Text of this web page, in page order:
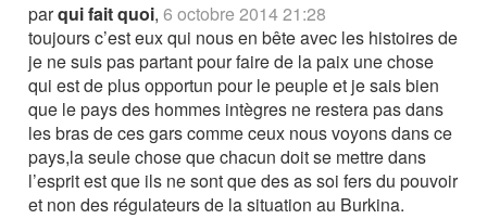
parqui fait quoi,6 octobre 2014 21:28
toujours c’est eux qui nous en bête avec les histoires de
je ne suis pas partant pour faire de la paix une chose
qui est de plus opportun pour le peuple et je sais bien
que le pays des hommes intègres ne restera pas dans
les bras de ces gars comme ceux nous voyons dans ce
pays,la seule chose que chacun doit se mettre dans
l’esprit est que ils ne sont que des as soi fers du pouvoir
et non des régulateurs de la situation au Burkina.